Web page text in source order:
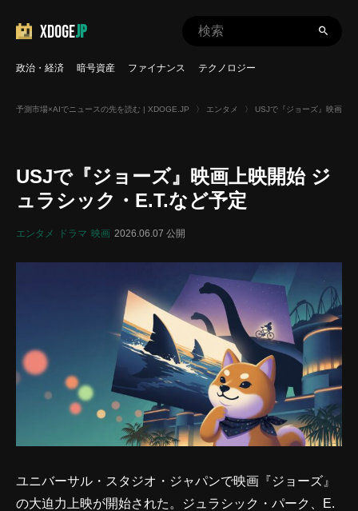
XDOGEJP
政治・経済 暗号資産 ファイナンス テクノロジー
予測市場×AIでニュースの先を読む | XDOGE.JP 〉 エンタメ 〉 USJで『ジョーズ』映画上
USJで『ジョーズ』映画上映開始 ジ
ュラシック・E.T.など予定
エンタメ ドラマ 映画 2026.06.07 公開
ユニバーサル・スタジオ・ジャパンで映画『ジョーズ』
の大迫力上映が開始された。ジュラシック・パーク、E.